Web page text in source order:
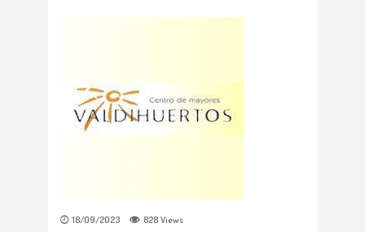
18/09/2023 828 Views